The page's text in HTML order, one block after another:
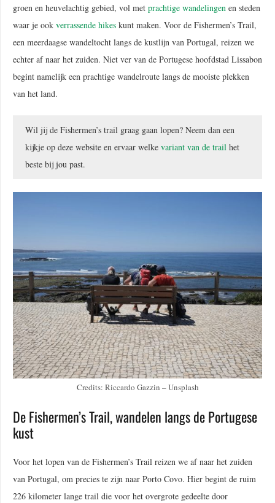
groen en heuvelachtig gebied, vol met prachtige wandelingen en steden
waar je ook verrassende hikes kunt maken. Voor de Fishermen’s Trail,
een meerdaagse wandeltocht langs de kustlijn van Portugal, reizen we
echter af naar het zuiden. Niet ver van de Portugese hoofdstad Lissabon
begint namelijk een prachtige wandelroute langs de mooiste plekken
van het land.
Wil jij de Fishermen’s trail graag gaan lopen? Neem dan een
kijkje op deze website en ervaar welke variant van de trail het
beste bij jou past.
Credits: Riccardo Gazzin – Unsplash
De Fishermen’s Trail, wandelen langs de Portugese
kust
Voor het lopen van de Fishermen’s Trail reizen we af naar het zuiden
van Portugal, om precies te zijn naar Porto Covo. Hier begint de ruim
226 kilometer lange trail die voor het overgrote gedeelte door